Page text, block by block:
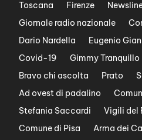
Toscana Firenze
Giornale radio nazionale
Dario Nardella
Eugenio
Covid-19
Gimmy Tranquillo
Bravo chi ascolta
Prato
Ad ovest di padalino
Stefania Saccardi
Vigili del
Comune di Pisa
Arma dei